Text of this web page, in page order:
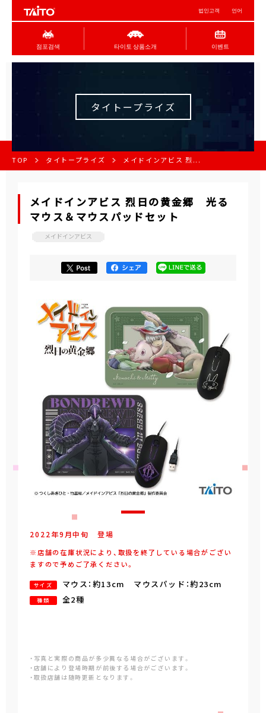
법인고객 언어
점포검색 타이토 상품소개 이벤트
タイトープライズ
TOP タイトープライズ メイドインアビス 烈...
メイドインアビス 烈日の黄金郷 光る
マウス＆マウスパッドセット
メイドインアビス
2022年9 月中旬 登場
※店舗の在庫状況により、取扱を終了している場合がござい
ますので予めご了承ください。
サイズ マウス：約13cm マウスパッド：約23cm
種類 全2種
・写真と実際の商品が多少異なる場合がございます。
・店舗により登場時期が前後する場合がございます。
・取扱店舗は随時更新となります。